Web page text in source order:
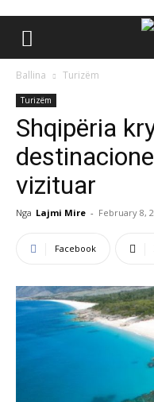
Ballina Turizëm
Turizëm
Shqipëria
vizituar
Nga Lajmi Mire - February 8,
Facebook